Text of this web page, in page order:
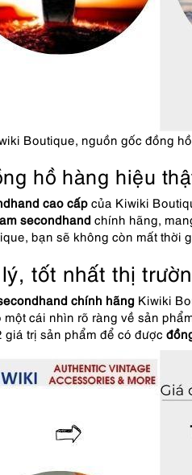
Boutique, nguồn gốc đồng
hồ hàng hiệu
cao cấpcủa Kiwiki
secondhand chính hãng,
bạn sẽ không còn mất thời
tốt nhất thị
chính hãng Kiwiki
cái nhìn rõ ràng về sản
trị sản phẩm để có được